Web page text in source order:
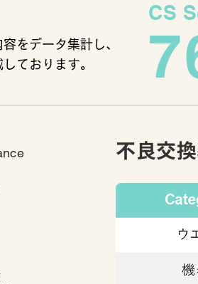
をデータ集計し、
ております。
CS
不良交